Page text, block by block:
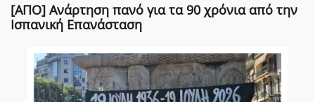
[ΑΠΟ] Ανάρτηση πανό για τα 90 χρόνια από την
Ισπανική Επανάσταση